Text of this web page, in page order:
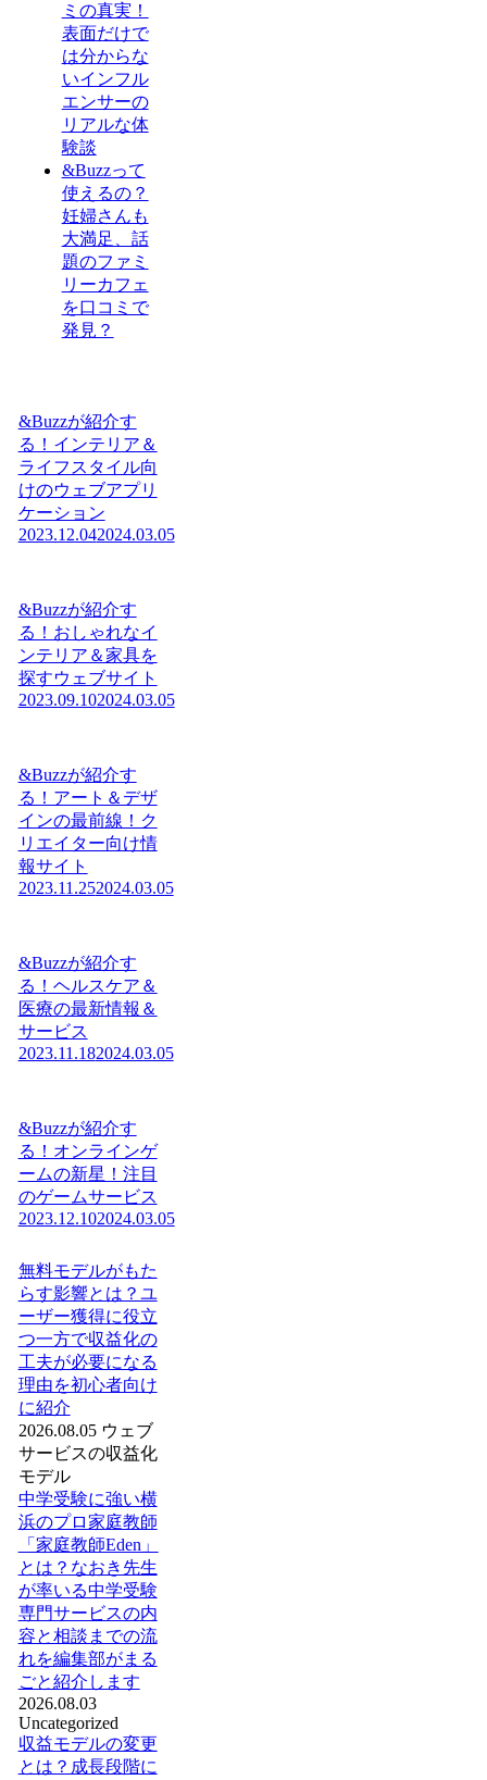
ミの真実！
表面だけで
は分からな
いインフル
エンサーの
リアルな体
験談
&Buzzって
使えるの？
妊婦さんも
大満足、話
題のファミ
リーカフェ
を口コミで
発見？
&Buzzが紹介す
る！インテリア＆
ライフスタイル向
けのウェブアプリ
ケーション
2023.12.042024.03.05
&Buzzが紹介す
る！おしゃれなイ
ンテリア＆家具を
探すウェブサイト
2023.09.102024.03.05
&Buzzが紹介す
る！アート＆デザ
インの最前線！ク
リエイター向け情
報サイト
2023.11.252024.03.05
&Buzzが紹介す
る！ヘルスケア＆
医療の最新情報＆
サービス
2023.11.182024.03.05
&Buzzが紹介す
る！オンラインゲ
ームの新星！注目
のゲームサービス
2023.12.102024.03.05
無料モデルがもた
らす影響とは？ユ
ーザー獲得に役立
つ一方で収益化の
工夫が必要になる
理由を初心者向け
に紹介
2026.08.05 ウェブ
サービスの収益化
モデル
中学受験に強い横
浜のプロ家庭教師
「家庭教師Eden」
とは？なおき先生
が率いる中学受験
専門サービスの内
容と相談までの流
れを編集部がまる
ごと紹介します
2026.08.03
Uncategorized
収益モデルの変更
とは？成長段階に